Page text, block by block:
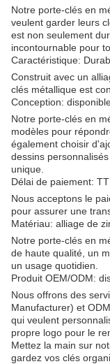
Notre porte-clés en
veulent garder leurs
est non seulement
incontournable pour
Caractéristique:
Construit avec un
clés métallique est
Conception:
Notre porte-clés en
modèles pour
également choisir
dessins
unique.
Délai de paiement: TT
Nous acceptons le
pour assurer une
Matériau: alliage de
Notre porte-clés en
de haute qualité, un
un usage quotidien.
Produit OEM/ODM:
Nous offrons des
Manufacturer) et
qui veulent
propre logo pour le
Mettez la main sur
gardez vos clés